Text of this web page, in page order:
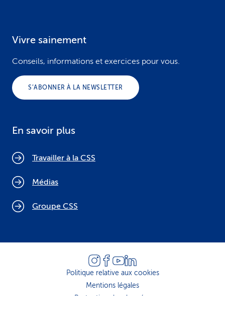
Vivre sainement
Conseils, informations et exercices pour vous.
S’ABONNER À LA NEWSLETTER
En savoir plus
Travailler à la CSS
Médias
Groupe CSS
Politique relative aux cookies
Mentions légales
Protection des données